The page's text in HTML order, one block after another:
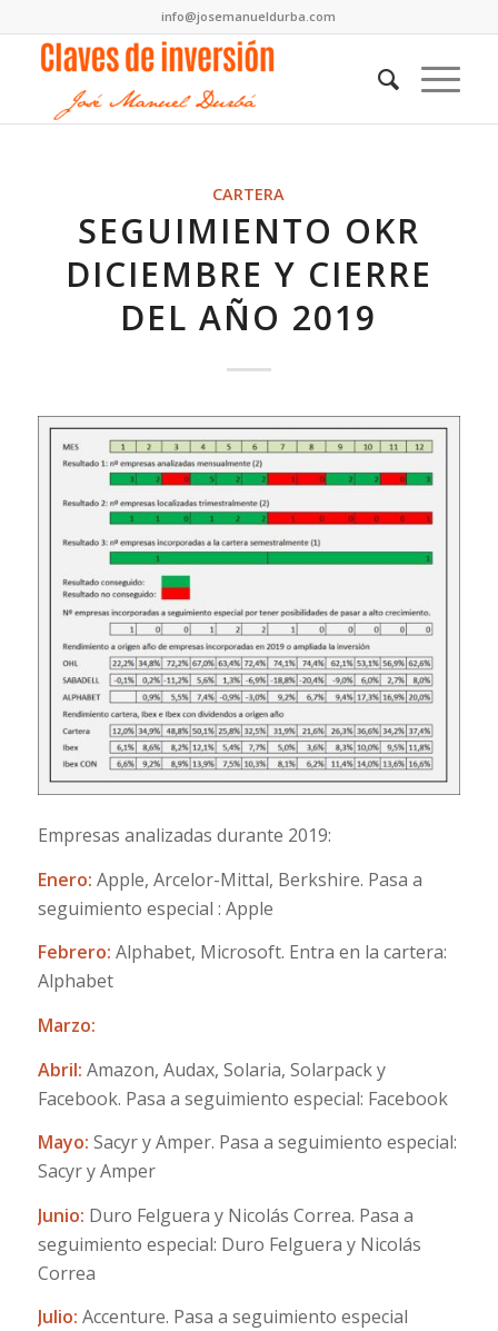
info@josemanueldurba.com
CARTERA
SEGUIMIENTO OKR
DICIEMBRE Y CIERRE
DEL AÑO 2019
Empresas analizadas durante 2019:
Enero: Apple, Arcelor-Mittal, Berkshire. Pasa a
seguimiento especial : Apple
Febrero: Alphabet, Microsoft. Entra en la cartera:
Alphabet
Marzo:
Abril: Amazon, Audax, Solaria, Solarpack y
Facebook. Pasa a seguimiento especial: Facebook
Mayo: Sacyr y Amper. Pasa a seguimiento especial:
Sacyr y Amper
Junio: Duro Felguera y Nicolás Correa. Pasa a
seguimiento especial: Duro Felguera y Nicolás
Correa
Julio: Accenture. Pasa a seguimiento especial